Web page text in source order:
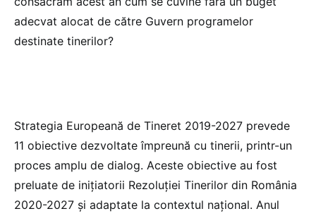
adecvat alocat de către Guvern programelor
destinate tinerilor?
Strategia Europeană de Tineret 2019-2027 prevede
11 obiective dezvoltate împreună cu tinerii, printr-un
proces amplu de dialog. Aceste obiective au fost
preluate de inițiatorii Rezoluției Tinerilor din România
2020-2027 și adaptate la contextul național. Anul